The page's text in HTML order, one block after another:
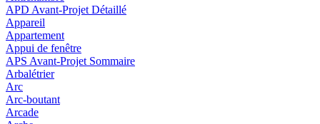
APD Avant-Projet Détaillé
Appareil
Appartement
Appui de fenêtre
APS Avant-Projet Sommaire
Arbalétrier
Arc
Arc-boutant
Arcade